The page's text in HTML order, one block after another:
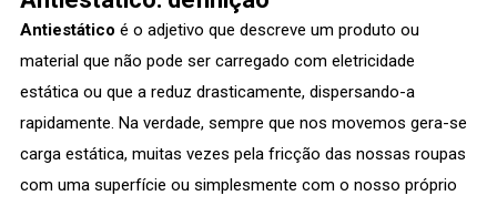
Antiestático é o adjetivo que descreve um produto ou
material que não pode ser carregado com eletricidade
estática ou que a reduz drasticamente, dispersando-a
rapidamente. Na verdade, sempre que nos movemos gera-se
carga estática, muitas vezes pela fricção das nossas roupas
com uma superfície ou simplesmente com o nosso próprio